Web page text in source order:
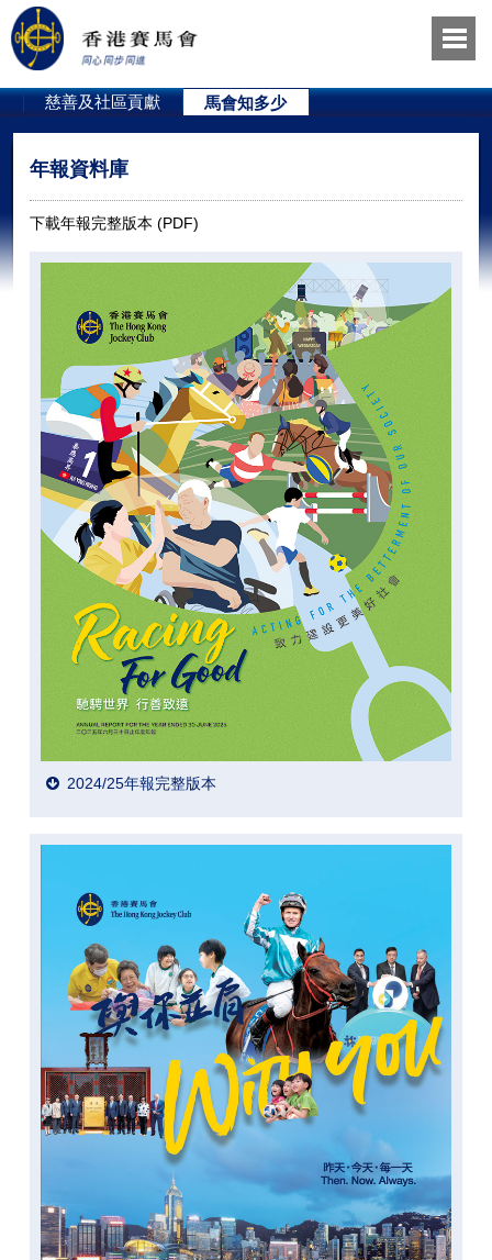
慈善及社區貢獻 馬會知多少
年報資料庫
下載年報完整版本 (PDF)
2024/25年報完整版本